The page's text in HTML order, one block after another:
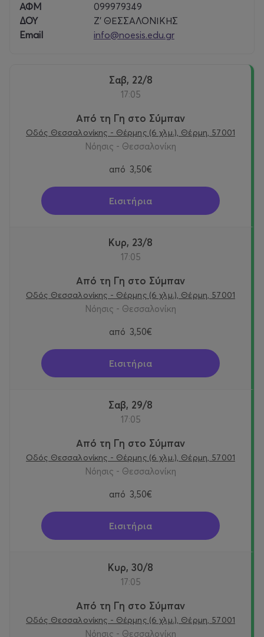
ΑΦΜ
099979349
ΔΟΥ
Ζ’ ΘΕΣΣΑΛΟΝΙΚΗΣ
Email
info@noesis.edu.gr
Σαβ, 22/8
17:05
Από τη Γη στο Σύμπαν
Οδός Θεσσαλονίκης - Θέρμης (6 χλμ.), Θέρμη, 57001
Νόησις - Θεσσαλονίκη
από 3,50€
Εισιτήρια
Κυρ, 23/8
17:05
Από τη Γη στο Σύμπαν
Οδός Θεσσαλονίκης - Θέρμης (6 χλμ.), Θέρμη, 57001
Νόησις - Θεσσαλονίκη
από 3,50€
Εισιτήρια
Σαβ, 29/8
17:05
Από τη Γη στο Σύμπαν
Οδός Θεσσαλονίκης - Θέρμης (6 χλμ.), Θέρμη, 57001
Νόησις - Θεσσαλονίκη
από 3,50€
Εισιτήρια
Κυρ, 30/8
17:05
Από τη Γη στο Σύμπαν
Οδός Θεσσαλονίκης - Θέρμης (6 χλμ.), Θέρμη, 57001
Νόησις - Θεσσαλονίκη